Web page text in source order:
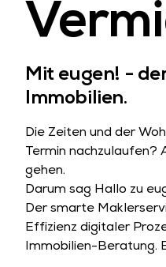
Mit eugen! -
Immobilien.
Die Zeiten und der
Termin nachzulaufen?
gehen.
Darum sag Hallo zu
Der smarte
Effizienz digitaler
Immobilien-Beratung.